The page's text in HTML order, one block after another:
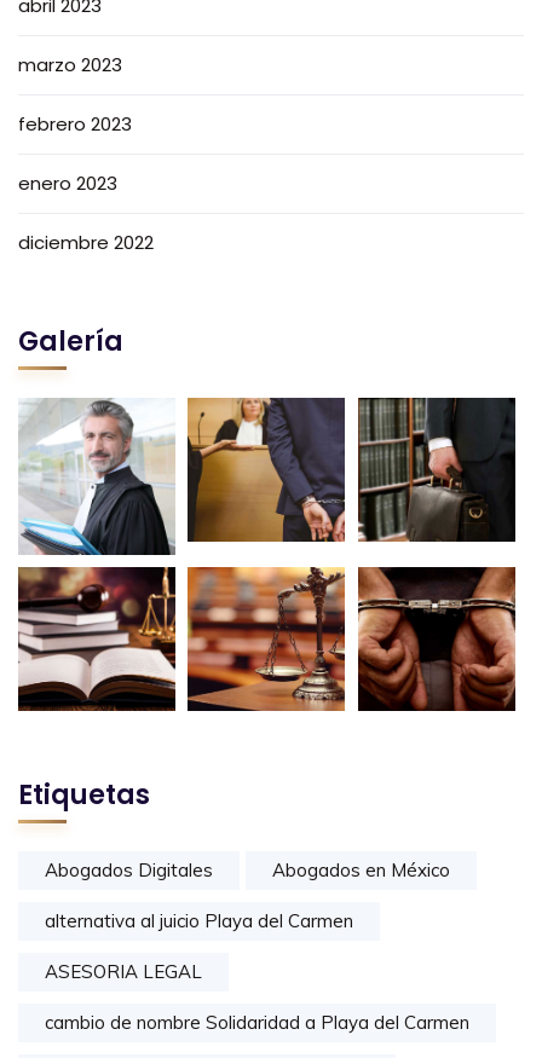
abril 2023
marzo 2023
febrero 2023
enero 2023
diciembre 2022
Galería
Etiquetas
Abogados Digitales Abogados en México
alternativa al juicio Playa del Carmen
ASESORIA LEGAL
cambio de nombre Solidaridad a Playa del Carmen